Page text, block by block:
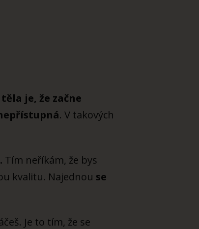
je, že začne
. V takových
Tím neříkám, že bys
kvalitu. Najednou se
Je to tím, že se